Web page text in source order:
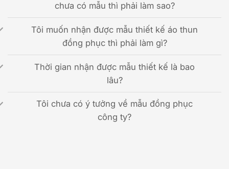
chưa có mẫu thì phải làm sao?
Tôi muốn nhận được mẫu thiết kế áo thun
đồng phục thì phải làm gì?
Thời gian nhận được mẫu thiết kế là bao
lâu?
Tôi chưa có ý tưởng về mẫu đồng phục
công ty?